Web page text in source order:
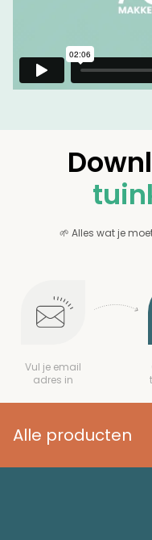
🌱 Alles wat je
Vul je email
adres in
Alle producten